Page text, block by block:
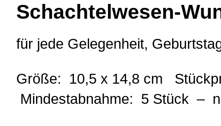
Schachtelwesen-
für jede Gelegenheit,
Größe: 10,5 x 14,8 cm
Mindestabnahme: 5 Stück –